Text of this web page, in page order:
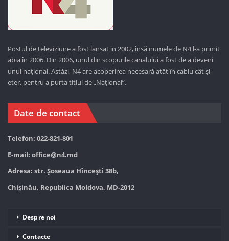
Postul de televiziune a fost lansat in 2002, însă numele de N4 l-a primit
abia în 2006. Din 2006, unul din scopurile canalului a fost de a deveni
unul național. Astăzi, N4 are acoperirea necesară atât în cablu cât și
eter, pentru a purta titlul de „Național”.
Date de contact
Telefon: 022-821-801
E-mail: office@n4.md
Adresa: str. Șoseaua Hînceşti 38b,
Chișinău, Republica Moldova, MD-2012
Despre noi
Contacte